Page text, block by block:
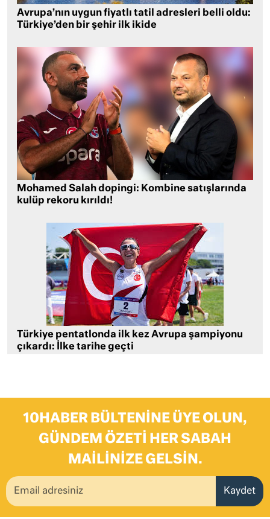
Avrupa’nın uygun fiyatlı tatil adresleri belli oldu:
Türkiye’den bir şehir ilk ikide
Mohamed Salah dopingi: Kombine satışlarında
kulüp rekoru kırıldı!
Türkiye pentatlonda ilk kez Avrupa şampiyonu
çıkardı: İlke tarihe geçti
10HABER BÜLTENINE ÜYE OLUN,
GÜNDEM ÖZETI HER SABAH
MAILINIZE GELSIN.
Kaydet